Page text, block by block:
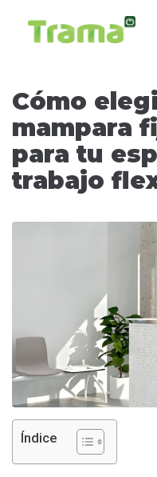
Cómo
mampara
para tu
trabajo
Índice